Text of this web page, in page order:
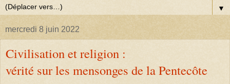
▼
mercredi 8 juin 2022
Civilisation et religion :
vérité sur les mensonges de la Pentecôte